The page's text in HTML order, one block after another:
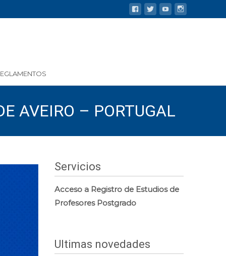
AVEIRO – PORTUGAL
Servicios
Acceso a Registro de Estudios de
Profesores Postgrado
Ultimas novedades